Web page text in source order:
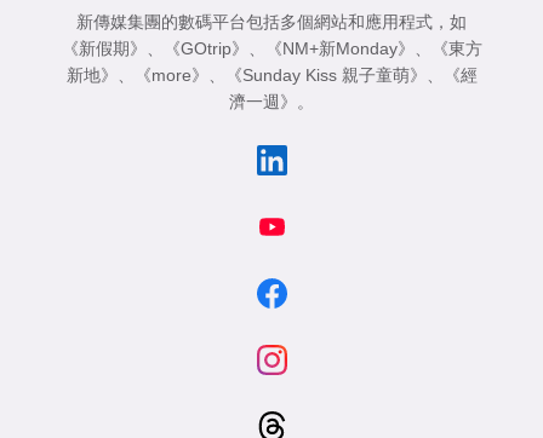
新傳媒集團的數碼平台包括多個網站和應用程式，如
《新假期》
《GOtrip》 《NM+新Monday》
《東方
新地》
《more》 《Sunday Kiss 親子童萌》
《經
濟一週》
。